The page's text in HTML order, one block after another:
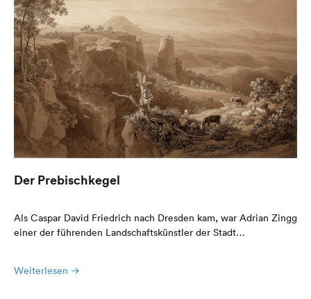
Der Prebischkegel
Als Caspar David Friedrich nach Dresden kam, war Adrian Zingg
einer der führenden Landschaftskünstler der Stadt…
Weiterlesen